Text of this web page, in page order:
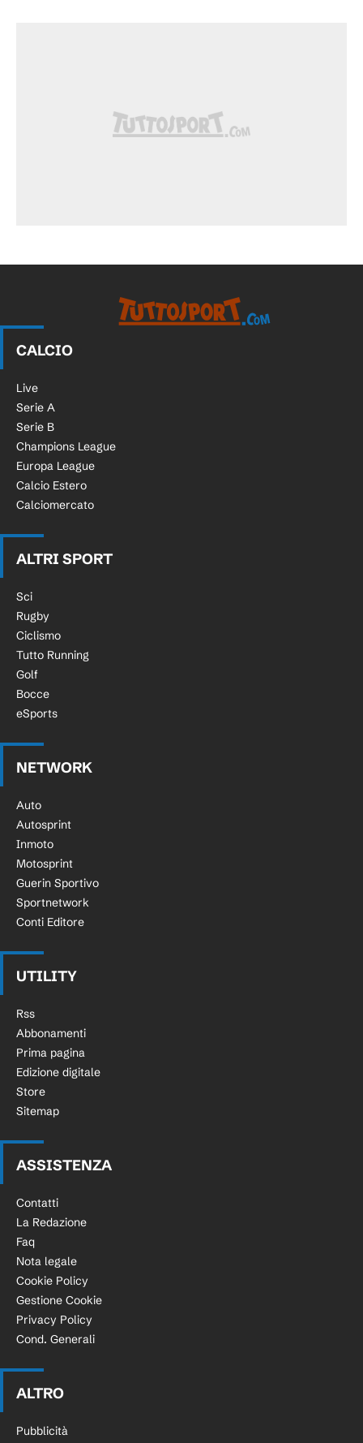
CALCIO
Live
Serie A
Serie B
Champions League
Europa League
Calcio Estero
Calciomercato
ALTRI SPORT
Sci
Rugby
Ciclismo
Tutto Running
Golf
Bocce
eSports
NETWORK
Auto
Autosprint
Inmoto
Motosprint
Guerin Sportivo
Sportnetwork
Conti Editore
UTILITY
Rss
Abbonamenti
Prima pagina
Edizione digitale
Store
Sitemap
ASSISTENZA
Contatti
La Redazione
Faq
Nota legale
Cookie Policy
Gestione Cookie
Privacy Policy
Cond. Generali
ALTRO
Pubblicità